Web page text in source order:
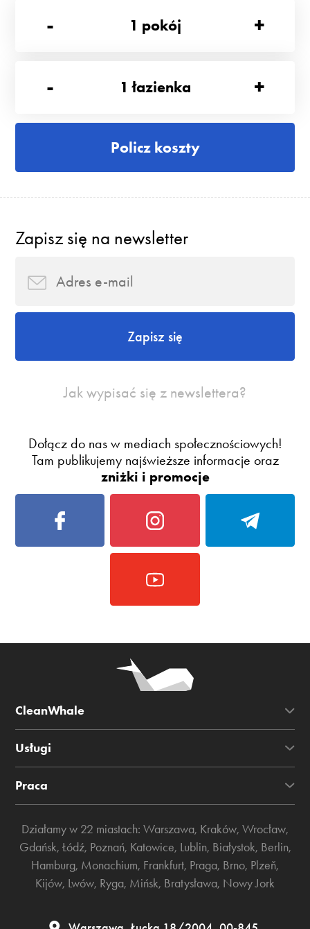
-
1 pokój +
- 1 łazienka +
Policz koszty
Zapisz się na newsletter
Zapisz się
Jak wypisać się z newslettera?
Dołącz do nas w mediach społecznościowych!
Tam publikujemy najświeższe informacje oraz
zniżki i promocje
CleanWhale
Usługi
Praca
Działamy w 22 miastach: Warszawa, Kraków, Wrocław,
Gdańsk, Łódź, Poznań, Katowice, Lublin, Białystok, Berlin,
Hamburg, Monachium, Frankfurt, Praga, Brno, Plzeň,
Kijów, Lwów, Ryga, Mińsk, Bratysława, Nowy Jork